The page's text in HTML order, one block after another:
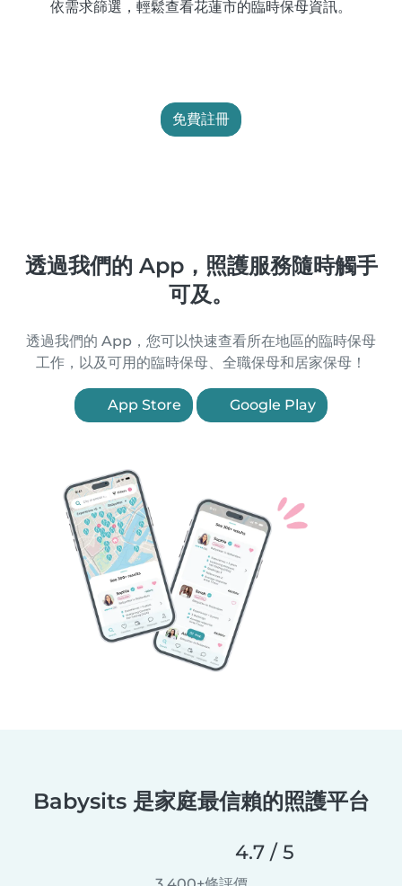
依需求篩選，輕鬆查看花蓮市的臨時保母資訊。
免費註冊
透過我們的 App，照護服務隨時觸手
可及。
透過我們的 App，您可以快速查看所在地區的臨時保母
工作，以及可用的臨時保母、全職保母和居家保母！
App Store Google Play
Babysits 是家庭最信賴的照護平台
4.7 / 5